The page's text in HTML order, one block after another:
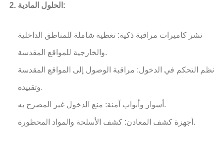
الحلول المادية:
نشر كاميرات مراقبة ذكية: تغطية شاملة للمناطق الداخلية
والخارجية للمواقع المقدسة.
نظم التحكم في الدخول: مراقبة الوصول إلى المواقع المقدسة
وتقييده.
أسوار وأبواب آمنة: منع الدخول غير المصرح به.
أجهزة كشف المعادن: كشف الأسلحة والمواد المحظورة.